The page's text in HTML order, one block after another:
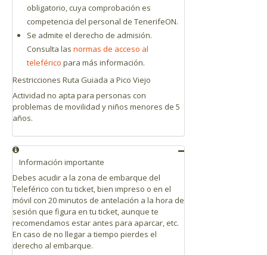
obligatorio, cuya comprobación es
competencia del personal de TenerifeON.
Se admite el derecho de admisión.
Consulta las normas de acceso al
teleférico para más información.
Restricciones Ruta Guiada a Pico Viejo
Actividad no apta para personas con
problemas de movilidad y niños menores de 5
años.
Información importante
Debes acudir a la zona de embarque del
Teleférico con tu ticket, bien impreso o en el
móvil con 20 minutos de antelación a la hora de
sesión que figura en tu ticket, aunque te
recomendamos estar antes para aparcar, etc.
En caso de no llegar a tiempo pierdes el
derecho al embarque.